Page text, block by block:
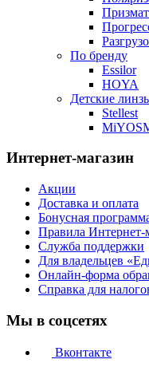
По бренду
Essilor
HOYA
Детские
Stellest
Интернет-магазин
Акции
Доставка и оплата
Бонусная
Правила Интернет-
Служба поддержки
Для владельцев
Онлайн-форма
Справка для
Мы в соцсетях
Вконтакте